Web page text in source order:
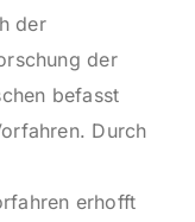
der
der
befasst
Durch
erhofft